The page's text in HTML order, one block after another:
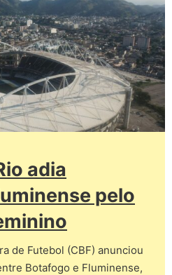
adia
pelo
de Futebol (CBF) anunciou
Botafogo e Fluminense,